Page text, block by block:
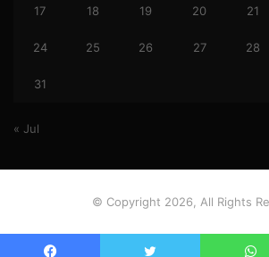
17 18 19 20 21
24 25 26 27 28
31
« Jul
© Copyright 2026, All Rights